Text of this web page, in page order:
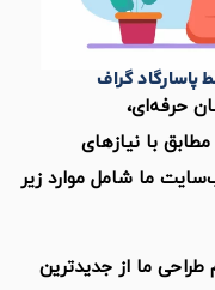
موارد زیر
جدیدترین